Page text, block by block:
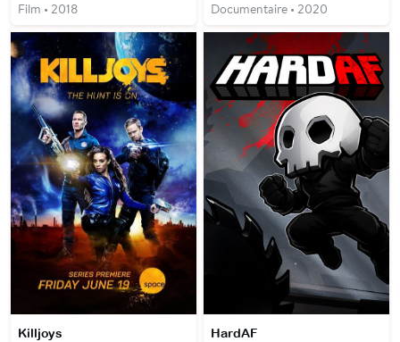
Film • 2018 Documentaire • 2020
Killjoys HardAF